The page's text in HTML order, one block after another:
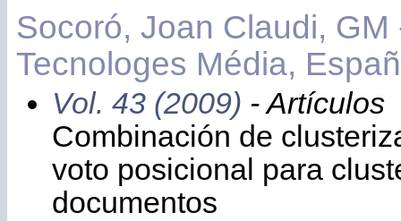
Socoró, Joan Claudi,
Tecnologes Média,
Vol. 43 (2009) - Artículos
Combinación de
voto posicional para
documentos